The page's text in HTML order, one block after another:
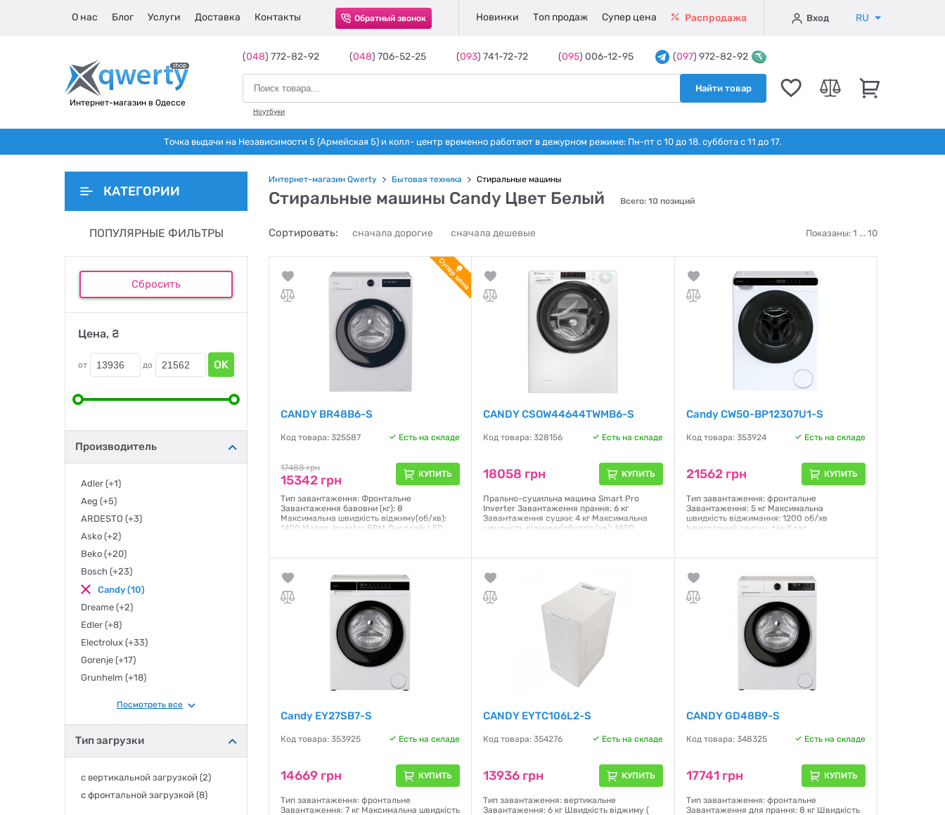
О нас Блог Услуги Доставка Контакты Обратный звонок Новинки Топ продаж Супер цена Распродажа Вход RU
Интернет-магазин в Одессе
(048) 772-82-92 (048) 706-52-25 (093) 741-72-72 (095) 006-12-95 (097) 972-82-92
Найти товар
Ноутбуки
Точка выдачи на Независимости 5 (Армейская 5) и колл- центр временно работают в дежурном режиме: Пн-пт с 10 до 18. суббота с 11 до 17.
КАТЕГОРИИ
ПОПУЛЯРНЫЕ ФИЛЬТРЫ
Сбросить
Цена, ₴
от до OK
Производитель
Adler (+1)
Aeg (+5)
ARDESTO (+3)
Asko (+2)
Beko (+20)
Bosch (+23)
Candy (10)
Dreame (+2)
Edler (+8)
Electrolux (+33)
Gorenje (+17)
Grunhelm (+18)
(+1)
Indesit(+11)
LG(+27)
Посмотреть все
Тип загрузки
с вертикальной загрузкой (2)
с фронтальной загрузкой (8)
Интернет-магазин Qwerty Бытовая техника Стиральные машины
Стиральные машины Candy Цвет Белый Всего: 10 позиций
Сортировать: сначала дорогие сначала дешевые Показаны: 1 ... 10
CANDY BR48B6-S
Код товара: 325587 Есть на складе
17488 грн
15342 грн КУПИТЬ
Тип завантаження: Фронтальне
Завантаження бавовни (кг): 8
Максимальна швидкість віджиму(об/хв):
1400 Мотор: Inverter BPM Дисплей: LED
Bluetooth Кількість програм: 16 Прання
85x59,5x53.2 см
Гарантия: 12 месяцев
CANDY CSOW44644TWMB6-S
Код товара: 328156 Есть на складе
18058 грн КУПИТЬ
Прально-сушильна машина Smart Pro
Inverter Завантаження прання: 6 кг
Завантаження сушки: 4 кг Максимальна
швидкість віджиму(обертів/хв): 1400
Габарити (ВхШхГ): 85x60x45 см Колір: білий
12 месяцев
Candy CW50-BP12307U1-S
Код товара: 353924 Есть на складе
21562 грн КУПИТЬ
Тип завантаження: фронтальне
Завантаження: 5 кг Максимальна
швидкість віджимання: 1200 об/хв
Інверторний двигун: так Клас
Bluetooth (додаток hOn) Дисплей: LED
Габарити (ВхШхГ): 70x51x42 см Колір: білий
Гарантия: 12 месяцев
Candy EY27SB7-S
Код товара: 353925 Есть на складе
14669 грн КУПИТЬ
Тип завантаження: фронтальне
Завантаження: 7 кг Максимальна швидкість
CANDY EYTC106L2-S
Код товара: 354276 Есть на складе
13936 грн КУПИТЬ
Тип завантаження: вертикальне
Завантаження: 6 кг Швидкість віджиму (
CANDY GD48B9-S
Код товара: 348325 Есть на складе
17741 грн КУПИТЬ
Тип завантаження: фронтальне
Завантаження для прання: 8 кг Швидкість